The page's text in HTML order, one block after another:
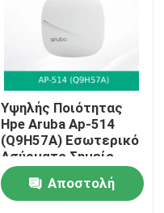
Υψηλής Ποιότητας
Hpe Aruba Ap-514
(Q9H57A) Εσωτερικό
Ασύρματο Σημείο
Πρόσβασης για
Επιχειρήσεις
Αποστολή